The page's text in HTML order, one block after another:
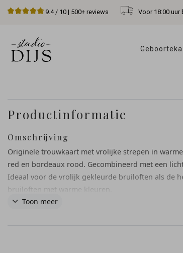
9.4/ 10 | 500+ reviews Voor 18:00
Productinformatie
Omschrijving
Originele trouwkaart met vrolijke strepen in
red en bordeaux rood. Gecombineerd met een
Ideaal voor de vrolijk gekleurde bruiloften als de
bruiloften met warme kleuren.
Toon meer